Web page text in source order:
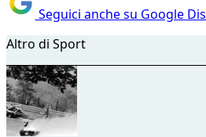
Seguici anche su Google
Altro di Sport